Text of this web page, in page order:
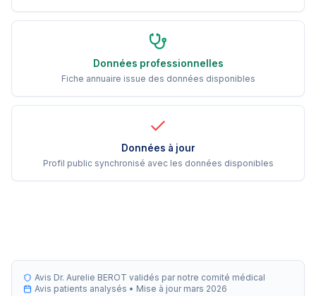
Données professionnelles
Fiche annuaire issue des données disponibles
Données à jour
Profil public synchronisé avec les données disponibles
Avis Dr. Aurelie BEROT validés par notre comité médical
Avis patients analysés • Mise à jour mars 2026